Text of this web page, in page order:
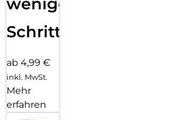
wenigen
Schritten
ab 4,99 €
inkl. MwSt.
Mehr
erfahren